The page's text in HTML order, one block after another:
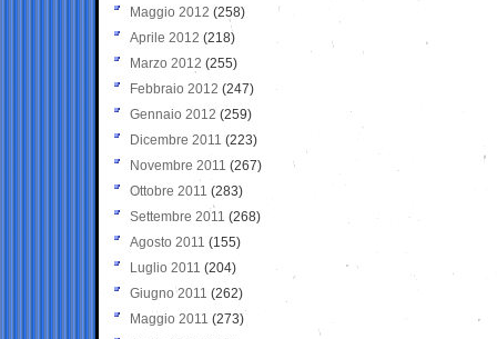
Maggio 2012 (258)
Aprile 2012 (218)
Marzo 2012 (255)
Febbraio 2012 (247)
Gennaio 2012 (259)
Dicembre 2011 (223)
Novembre 2011 (267)
Ottobre 2011 (283)
Settembre 2011 (268)
Agosto 2011 (155)
Luglio 2011 (204)
Giugno 2011 (262)
Maggio 2011 (273)